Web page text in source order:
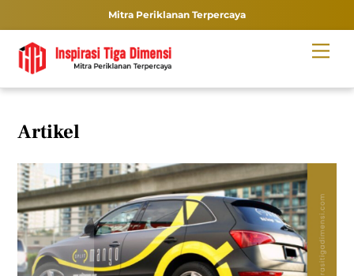
Mitra Periklanan Terpercaya
content
Artikel